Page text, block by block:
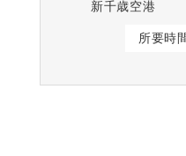
新千歳空港
所要時